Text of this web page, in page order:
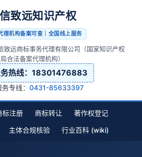
致远知识产权
理机构备案可查｜全国线上服务
致远商标事务代理有限公司（国家知识产权
局合法备案代理机构）
热线： 18301476883
专线： 0431-85633397
标注册 商标转让 著作权登记
主体合规核验 行业百科 (wiki)